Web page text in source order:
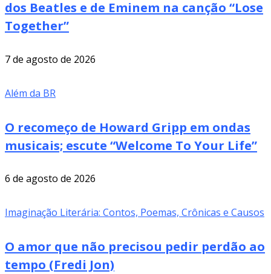
dos Beatles e de Eminem na canção “Lose
Together”
7 de agosto de 2026
Além da BR
O recomeço de Howard Gripp em ondas
musicais; escute “Welcome To Your Life”
6 de agosto de 2026
Imaginação Literária: Contos, Poemas, Crônicas e Causos
O amor que não precisou pedir perdão ao
tempo (Fredi Jon)